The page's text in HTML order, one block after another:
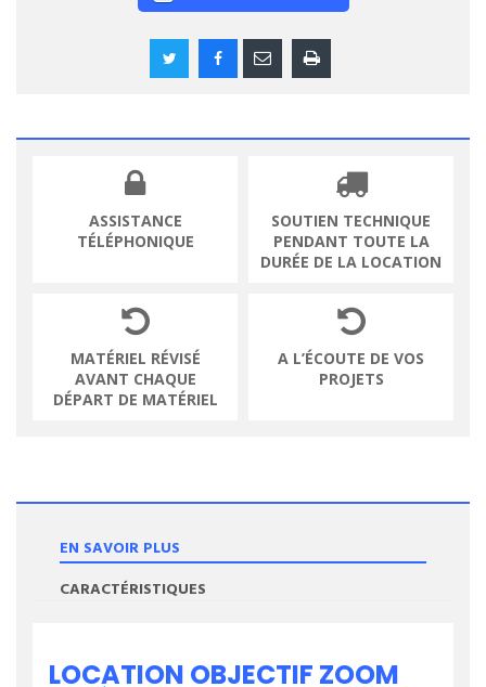
ASSISTANCE
TÉLÉPHONIQUE
SOUTIEN TECHNIQUE
PENDANT TOUTE LA
DURÉE DE LA LOCATION
MATÉRIEL RÉVISÉ
AVANT CHAQUE
DÉPART DE MATÉRIEL
A L’ÉCOUTE DE VOS
PROJETS
EN SAVOIR PLUS
CARACTÉRISTIQUES
LOCATION OBJECTIF ZOOM